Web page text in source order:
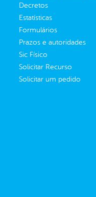
Decretos
Estatísticas
Formulários
Prazos e autoridades
Sic Físico
Solicitar Recurso
Solicitar um pedido